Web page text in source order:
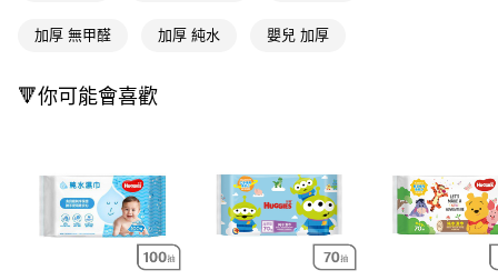
購買商品的店家。未經商家同意取消之訂單仍視為有效，需透過AFTEE先享
是否繳費成功／繳費後需取消欲退款等相關疑問，請聯繫「AFTEE先享後付
１．透過由恩沛科技股份有限公司提供之「AFTEE先享後付」服務完成之交
易，需依本服務之必要範圍內提供個人資料，並將交易相關給付款項請求債
權轉讓予恩沛科技股份有限公司。
２．關於個人資料處理事宜，請瀏覽以下網址：
https://aftee.tw/terms/#terms3
３．未成年的使用者請事先徵得法定代理人或監護人之同意方可使用
每筆NT$65，滿NT$490(含以上)免運費
每筆NT$65，滿NT$490(含以上)免運費
每筆NT$65，滿NT$490(含以上)免運費
付款後7-11取貨
每筆NT$65，滿NT$490(含以上)免運費
加厚 無甲醛 加厚 純水 嬰兒 加厚
🔻你可能會喜歡